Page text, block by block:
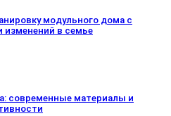
модульного дома с
изменений в семье
современные материалы и